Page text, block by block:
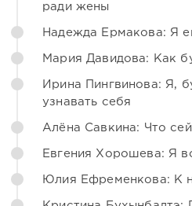
ради жены
Надежда Ермакова: Я
Мария Давидова: Как
Ирина Пингвинова: Я,
узнавать себя
Алёна Савкина: Что
Евгения Хорошева: Я
Юлия Ефременкова: К